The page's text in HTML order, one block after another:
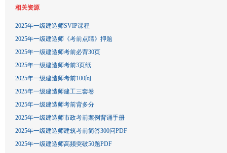
相关资源
2025年一级建造师SVIP课程
2025年一级建造师《考前点睛》押题
2025年一级建造师考前必背30页
2025年一级建造师考前3页纸
2025年一级建造师考前100问
2025年一级建造师建工三套卷
2025年一级建造师考前背多分
2025年一级建造师市政考前案例背诵手册
2025年一级建造师建筑考前简答300问PDF
2025年一级建造师高频突破50题PDF